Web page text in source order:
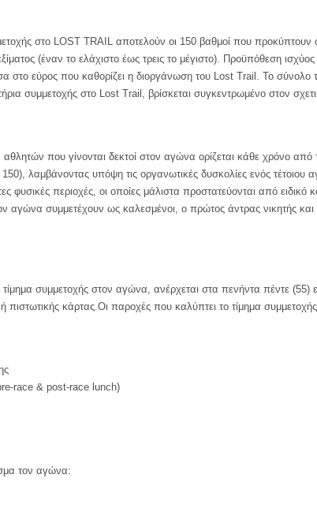
στο LOST TRAIL αποτελούν οι 150 βαθμοί που
(έναν το ελάχιστο έως τρεις το μέγιστο). Προϋπόθεση
στο εύρος που καθορίζει η διοργάνωση του Lost Trail. Το
συμμετοχής στο Lost Trail, βρίσκεται συγκεντρωμένο στον
που γίνονται δεκτοί στον αγώνα ορίζεται κάθε χρόνο
λαμβάνοντας υπόψη τις οργανωτικές δυσκολίες ενός τέτοιου
φυσικές περιοχές, οι οποίες μάλιστα προστατεύονται από
αγώνα συμμετέχουν ως καλεσμένοι, ο πρώτος άντρας νικητής και
τίμημα συμμετοχής στον αγώνα, ανέρχεται στα πενήντα πέντε
κάρτας.Οι παροχές που καλύπτει το τίμημα συμμετοχής
race & post-race lunch)
τον αγώνα: